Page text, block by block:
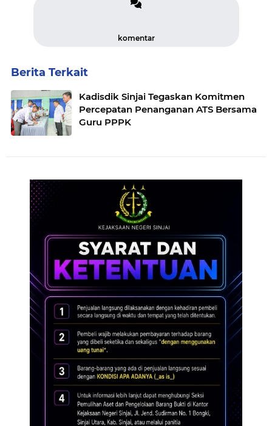
komentar
Berita Terkait
Kadisdik Sinjai Tegaskan Komitmen
Percepatan Penanganan ATS Bersama
Guru PPPK